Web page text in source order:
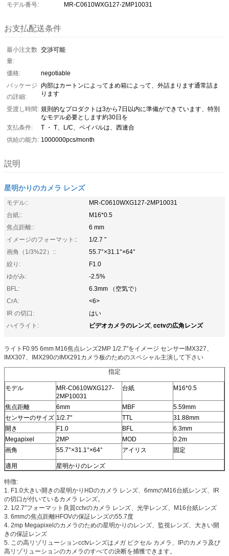
モデル番号:
MR-C0610WXG127-2MP10031
お支払配送条件
最小注文数
量:
交渉可能
価格:
negotiable
パッケージ
の詳細:
内部はカートンによってまめ箱によって、外詰まります通常詰ま
ります
受渡し時間: 規則的なプロダクトは3から7日以内に準備ができています、特別
なモデル必要とします約30日を
支払条件:
T ・ T、L/C、ペイパルは、西連合
供給の能力: 1000000pcs/month
説明
星明かりのカメラ レンズ
モデル::
MR-C0610WXG127-2MP10031
台紙::
M16*0.5
焦点距離::
6 mm
イメージのフォーマット::
1/2.7 ″
画角（1/3%22）::
55.7°×31.1°×64°
絞り:
F1.0
ゆがみ:
-2.5%
BFL:
6.3mm （空気で）
CrA:
<6>
IR の切口:
はい
ハイライト:
ビデオカメラのレンズ, cctvの広角レンズ
ライトF0.95 6mm M16焦点レンズ2MP 1/2.7"をイメージ センサーIMX327、
IMX307、IMX290のIMX291カメラ板のためのスペシャル主演して下さい
指定
モデル
MR-C0610WXG127-
2MP10031
台紙 M16*0.5
焦点距離 6mm MBF
5.59mm
センサーのサイズ 1/2.7" TTL
31.88mm
開き
F1.0 BFL
6.3mm
Megapixel
2MP MOD
0.2m
画角
55.7°×31.1°×64° アイリス 固定
適用 星明かりのレンズ
特徴:
1. F1.0大きい開きの星明かりHDのカメラ レンズ、6mmのM16台紙レンズ、IR
の切口が付いているカメラ レンズ。
2. 1/2.7"フォーマット良質cctvのカメラ レンズ、光学レンズ、M16台紙レンズ
3. 6mmの焦点距離HFOVの保証レンズの55.7度
4. 2mp Megapixelのカメラのための星明かりのレンズ、監視レンズ、大きい開
きの保証レンズ
5. この高リゾリューションcctvレンズはメガ ピクセル カメラ、IPのカメラ及び
高リゾリューションのカメラのすべての決断を捕獲できます。